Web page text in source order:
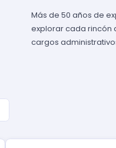
Más de 50 años de
explorar cada rincón
cargos